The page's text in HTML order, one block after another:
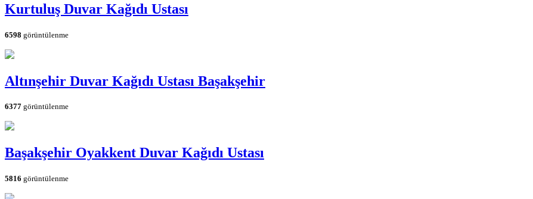
Kurtuluş Duvar Kağıdı Ustası
6598 görüntülenme
Altınşehir Duvar Kağıdı Ustası Başakşehir
6377 görüntülenme
Başakşehir Oyakkent Duvar Kağıdı Ustası
5816 görüntülenme